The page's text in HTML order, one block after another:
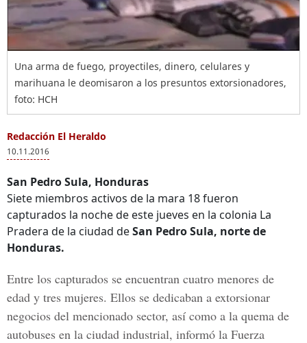
Una arma de fuego, proyectiles, dinero, celulares y
marihuana le deomisaron a los presuntos extorsionadores,
foto: HCH
Redacción El Heraldo
10.11.2016
San Pedro Sula, Honduras
Siete miembros activos de la mara 18 fueron
capturados la noche de este jueves en la colonia La
Pradera de la ciudad deSan Pedro Sula, norte de
Honduras.
Entre los capturados se encuentran cuatro menores de
edad y tres mujeres. Ellos se dedicaban a extorsionar
negocios del mencionado sector, así como a la quema de
autobuses en la ciudad industrial, informó la Fuerza